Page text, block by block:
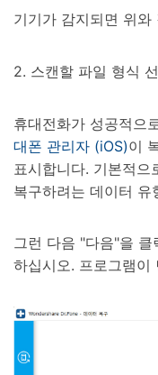
기기가 감지되면 위와
2. 스캔할 파일 형식
휴대전화가 성공적으
대폰 관리자 (iOS)이
표시합니다. 기본적
복구하려는 데이터 유
그런 다음 "다음"을
하십시오. 프로그램이